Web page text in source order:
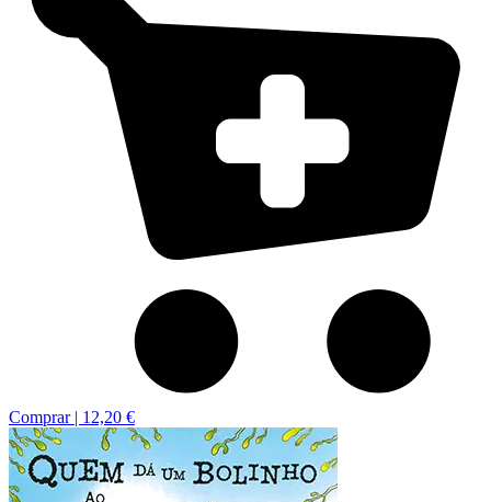
Comprar | 12,20 €